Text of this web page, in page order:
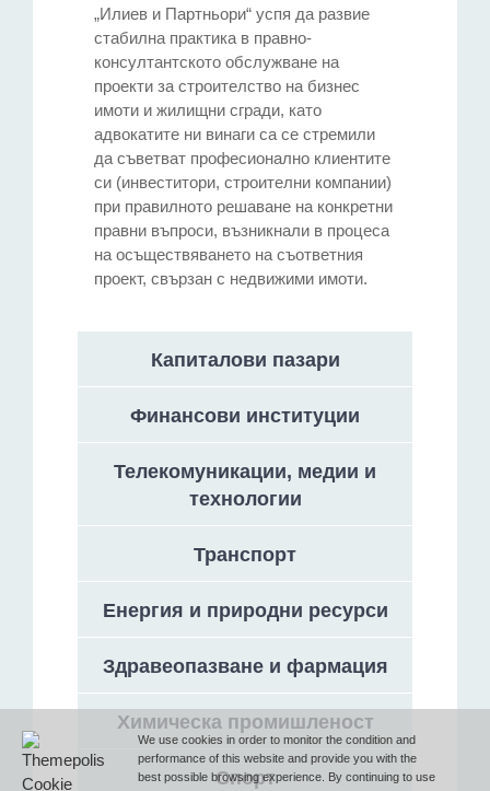
We use cookies in order to monitor the condition and
performance of this website and provide you with the
best possible browsing experience. By continuing to use
„Илиев и Партньори“ успя да развие
стабилна практика в правно-
консултантското обслужване на
проекти за строителство на бизнес
имоти и жилищни сгради, като
адвокатите ни винаги са се стремили
да съветват професионално клиентите
си (инвеститори, строителни компании)
при правилното решаване на конкретни
правни въпроси, възникнали в процеса
на осъществяването на съответния
проект, свързан с недвижими имоти.
Капиталови пазари
Финансови институции
Телекомуникации, медии и
технологии
Транспорт
Енергия и природни ресурси
Здравеопазване и фармация
Химическа промишленост
Спорт
София 1000, България, ул. „Георги Раковски“ 132А,
етаж 1, офис 3
Телефон
F (+359 2) 851 78 87